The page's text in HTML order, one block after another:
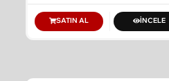
SATIN AL İNCELE